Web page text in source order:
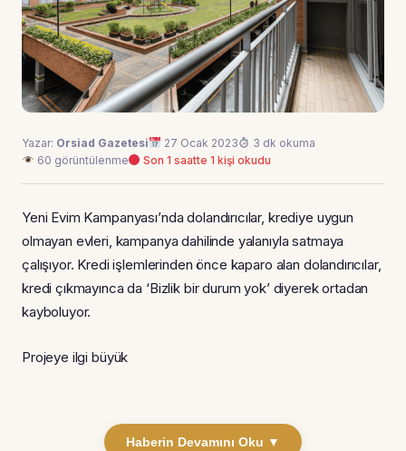
Yazar: Orsiad Gazetesi 27 Ocak 2023
3 dk okuma
60 görüntülenme
Son 1 saatte 1 kişi okudu
Yeni Evim Kampanyası’nda dolandırıcılar, krediye uygun
olmayan evleri, kampanya dahilinde yalanıyla satmaya
çalışıyor. Kredi işlemlerinden önce kaparo alan dolandırıcılar,
kredi çıkmayınca da ‘Bizlik bir durum yok’ diyerek ortadan
kayboluyor.
Projeye ilgi büyük
Haberin Devamını Oku ▼